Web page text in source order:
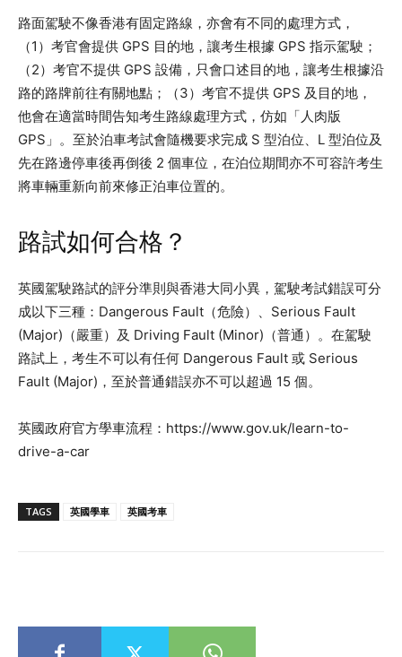
路面駕駛不像香港有固定路線，亦會有不同的處理方式，
（1）考官會提供 GPS 目的地，讓考生根據 GPS 指示駕駛；
（2）考官不提供 GPS 設備，只會口述目的地，讓考生根據沿
路的路牌前往有關地點；（3）考官不提供 GPS 及目的地，
他會在適當時間告知考生路線處理方式，仿如「人肉版
GPS」。至於泊車考試會隨機要求完成 S 型泊位、L 型泊位及
先在路邊停車後再倒後 2 個車位，在泊位期間亦不可容許考生
將車輛重新向前來修正泊車位置的。
路試如何合格？
英國駕駛路試的評分準則與香港大同小異，駕駛考試錯誤可分
成以下三種：Dangerous Fault（危險）、Serious Fault
(Major)（嚴重）及 Driving Fault (Minor)（普通）。在駕駛
路試上，考生不可以有任何 Dangerous Fault 或 Serious
Fault (Major)，至於普通錯誤亦不可以超過 15 個。
英國政府官方學車流程：https://www.gov.uk/learn-to-
drive-a-car
TAGS 英國學車 英國考車